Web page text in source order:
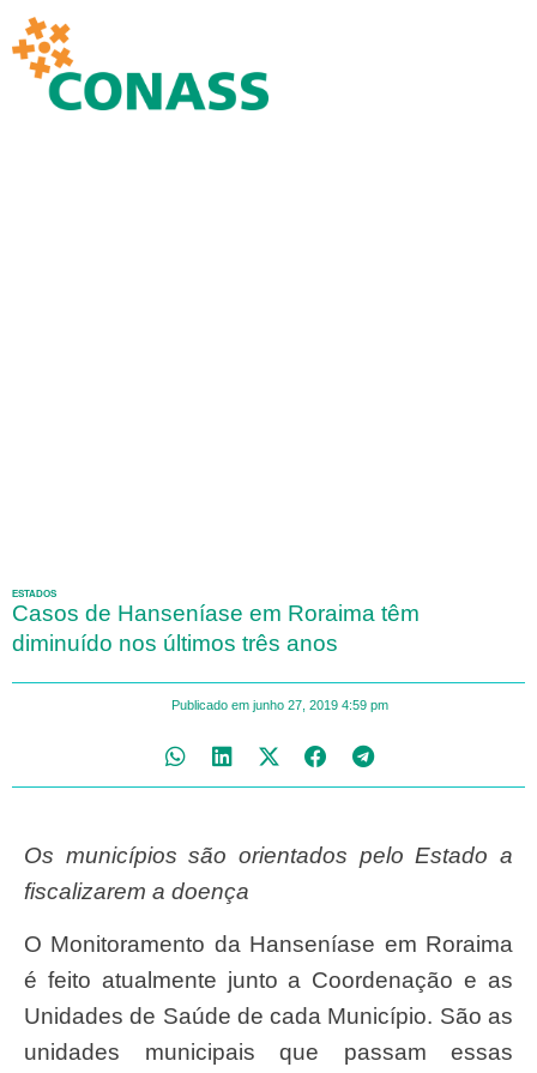
ESTADOS
Casos de Hanseníase em Roraima têm
diminuído nos últimos três anos
Publicado em junho 27, 2019 4:59 pm
Os municípios são orientados pelo Estado a
fiscalizarem a doença
O Monitoramento da Hanseníase em Roraima
é feito atualmente junto a Coordenação e as
Unidades de Saúde de cada Município. São as
unidades municipais que passam essas